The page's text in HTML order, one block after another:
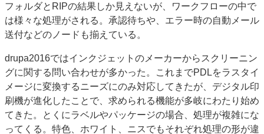
フォルダとRIPの結果しか見えないが、ワークフローの中で
は様々な処理がされる。承認待ちや、エラー時の自動メール
送付などのノードも揃えている。
drupa2016ではインクジェットのメーカーからスクリーニン
グに関する問い合わせが多かった。これまでPDLをラスタイ
メージに変換するニーズにのみ対応してきたが、デジタル印
刷機が進化したことで、求められる機能が多岐にわたり始め
てきた。とくにラベルやパッケージの場合、処理が複雑にな
ってくる。特色、ホワイト、ニスでもそれぞれ処理の形が違